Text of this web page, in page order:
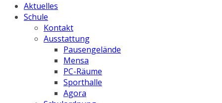
Aktuelles
Schule
Kontakt
Ausstattung
Pausengelände
Mensa
PC-Räume
Sporthalle
Agora